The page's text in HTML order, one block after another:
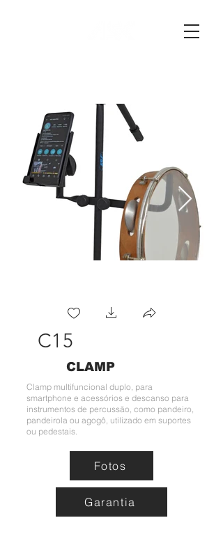
C15
CLAMP
Clamp multifuncional duplo, para
smartphone e acessórios e descanso para
instrumentos de percussão, como pandeiro,
pandeirola ou agogô, utilizado em suportes
ou pedestais.
Fotos
Garantia